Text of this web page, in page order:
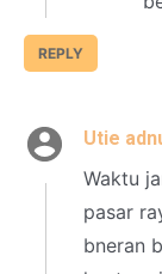
REPLY
Utie
Waktu
pasar
bneran